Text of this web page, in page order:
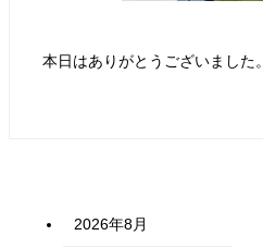
本日はありがとうございました。
2026年8月